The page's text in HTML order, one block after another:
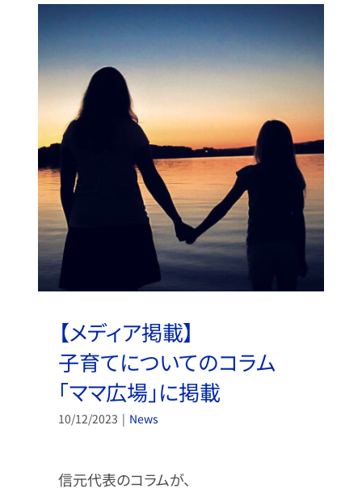
【メディア掲載】
子育てについてのコラム
「ママ広場」に掲載
10/12/2023 | News
信元代表のコラムが、